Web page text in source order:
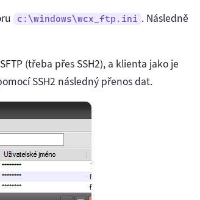
c:\windows\wcx_ftp.ini . Následně
(třeba přes SSH2), a klienta jako je
SSH2 následný přenos dat.